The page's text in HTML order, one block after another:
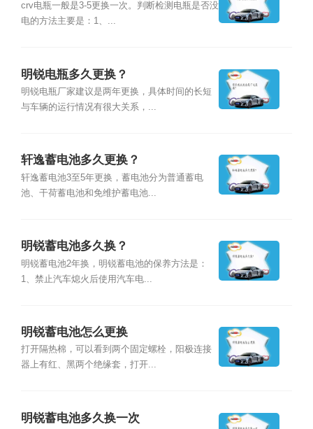
crv电瓶一般是3-5更换一次。判断检测电瓶是否没
电的方法主要是：1、...
明锐电瓶多久更换？
明锐电瓶厂家建议是两年更换，具体时间的长短
与车辆的运行情况有很大关系，...
轩逸蓄电池多久更换？
轩逸蓄电池3至5年更换，蓄电池分为普通蓄电
池、干荷蓄电池和免维护蓄电池...
明锐蓄电池多久换？
明锐蓄电池2年换，明锐蓄电池的保养方法是：
1、禁止汽车熄火后使用汽车电...
明锐蓄电池怎么更换
打开隔热棉，可以看到两个固定螺栓，阳极连接
器上有红、黑两个绝缘套，打开...
明锐蓄电池多久换一次